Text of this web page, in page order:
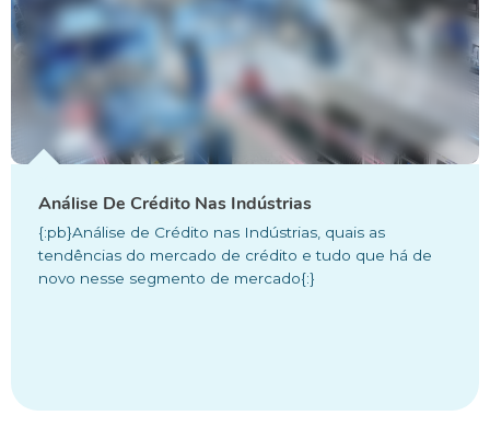
Análise De Crédito Nas Indústrias
{:pb}Análise de Crédito nas Indústrias, quais as
tendências do mercado de crédito e tudo que há de
novo nesse segmento de mercado{:}